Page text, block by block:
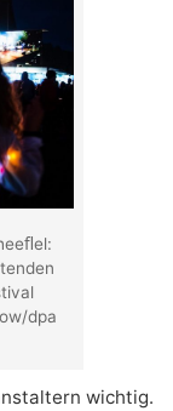
dpa
wichtig.